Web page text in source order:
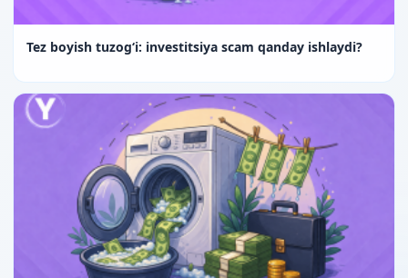
Tez boyish tuzog‘i: investitsiya scam qanday ishlaydi?